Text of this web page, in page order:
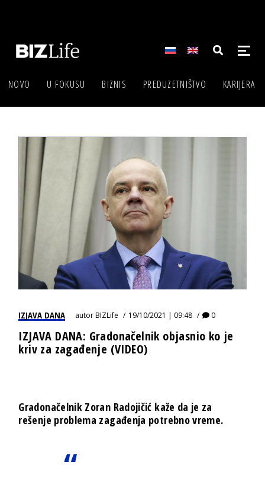
NOVO U FOKUSU BIZNIS PREDUZETNIŠTVO KARIJERA
IZJAVA DANA autorBIZLife 19/10/2021 | 09:48 0
IZJAVA DANA: Gradonačelnik objasnio ko je
kriv za zagađenje (VIDEO)
Gradonačelnik Zoran Radojičić kaže da je za
rešenje problema zagađenja potrebno vreme.